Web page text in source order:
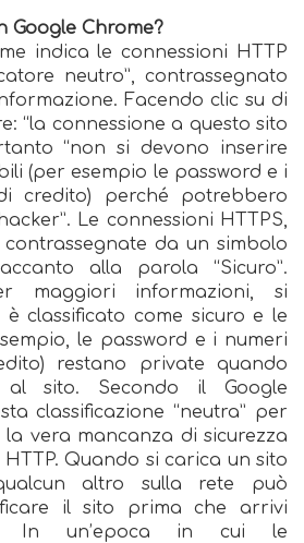
Google Chrome?
indica le connessioni HTTP
neutro”, contrassegnato
Facendo clic su di
“la connessione a questo sito
“non si devono inserire
(per esempio le password e i
credito) perché potrebbero
Le connessioni HTTPS,
da un simbolo
alla parola “Sicuro”.
maggiori informazioni, si
classificato come sicuro e le
le password e i numeri
restano private quando
al sito. Secondo il Google
classificazione “neutra” per
vera mancanza di sicurezza
Quando si carica un sito
altro sulla rete può
il sito prima che arrivi
In un’epoca in cui le